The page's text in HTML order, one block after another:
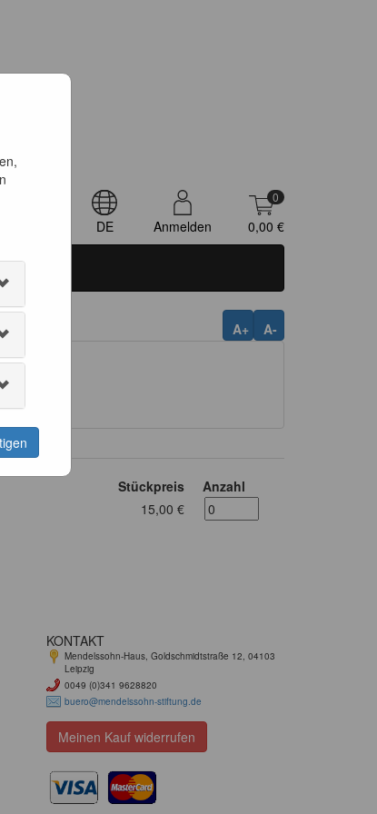
DE Anmelden
0
0,00 €
A-
A+
Stückpreis
Anzahl
15,00 €
KONTAKT
Mendelssohn-Haus, Goldschmidtstraße 12, 04103
Leipzig
0049 (0)341 9628820
buero@mendelssohn-stiftung.de
Meinen Kauf widerrufen